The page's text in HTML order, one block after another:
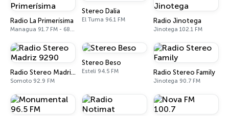
Radio La Primerísima
Managua 91.7 FM - 680 AM
Stereo Dalia
El Tuma 96.1 FM Radio Jinotega
Jinotega 102.1 FM
Radio Stereo Madriz 9290
Somoto 92.9 FM
Stereo Beso
Estelí 94.5 FM Radio Stereo Family
Jinotega 90.7 FM